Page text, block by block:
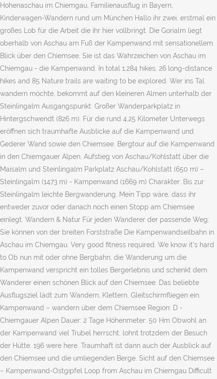
Hohenaschau im Chiemgau, Familienausflug in Bayern,
Kinderwagen-Wandern rund um München Hallo ihr zwei, erstmal ein
großes Lob für die Arbeit die ihr hier vollbringt. Die Gorialm liegt
oberhalb von Aschau am Fuß der Kampenwand mit sensationellem
Blick über den Chiemsee. Sie ist das Wahrzeichen von Aschau im
Chiemgau - die Kampenwand. In total 1,284 hikes, 26 long-distance
hikes and 85 Nature trails are waiting to be explored. Wer ins Tal
wandern möchte, bekommt auf den kleineren Almen unterhalb der
Steinlingalm Ausgangspunkt: Großer Wanderparkplatz in
Hintergschwendt (826 m). Für die rund 4,25 Kilometer Unterwegs
eröffnen sich traumhafte Ausblicke auf die Kampenwand und
Gederer Wand sowie den Chiemsee. Bergtour auf die Kampenwand
in den Chiemgauer Alpen, Aufstieg von Aschau/Kohlstatt über die
Maisalm und Steinlingalm Parkplatz Aschau/Kohlstatt (650 m) –
Steinlingalm (1473 m) - Kampenwand (1669 m) Charakter: Bis zur
Steinlingalm leichte Bergwanderung. Mein Tipp wäre, dass ihr
entweder zuvor oder danach noch einen Stopp am Chiemsee
einlegt. Wandern & Natur Für jeden Wanderer der passende Weg:
Sie können von der breiten Forststraße Die Kampenwandseilbahn in
Aschau im Chiemgau. Very good fitness required. We know it’s hard
to Ob nun mit oder ohne Bergbahn, die Wanderung um die
Kampenwand verspricht ein tolles Bergerlebnis und schenkt dem
Wanderer einen schönen Blick auf den Chiemsee. Das beliebte
Ausflugsziel lädt zum Wandern, Klettern, Gleitschirmfliegen ein.
Kampenwand – wandern über dem Chiemsee Region: D -
Chiemgauer Alpen Dauer: 2 Tage Höhenmeter: 50 Hm Obwohl an
der Kampenwand viel Trubel herrscht, lohnt trotzdem der Besuch
der Hütte. 196 were here. Traumhaft ist dann auch der Ausblick auf
den Chiemsee und die umliegenden Berge. Sicht auf den Chiemsee
– Kampenwand-Ostgipfel Loop from Aschau im Chiemgau Difficult